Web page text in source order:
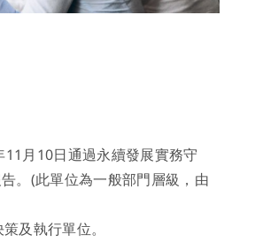
月10日通過永續發展實務守
。(此單位為一般部門層級，由
及執行單位。